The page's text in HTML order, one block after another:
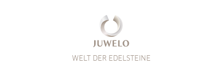
WELT DER EDELSTEINE